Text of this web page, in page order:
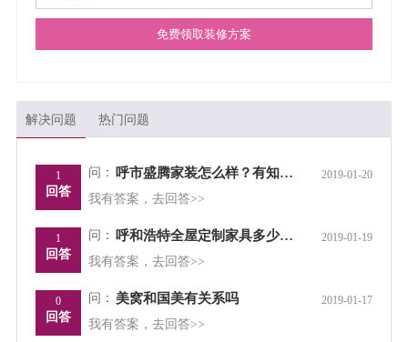
免费领取装修方案
解决问题 热门问题
1
回答
问： 呼市盛腾家装怎么样？有知道的吗？ 2019-01-20
我有答案，去回答>>
1
回答
问： 呼和浩特全屋定制家具多少钱？ 2019-01-19
我有答案，去回答>>
0
回答
问： 美窝和国美有关系吗 2019-01-17
我有答案，去回答>>